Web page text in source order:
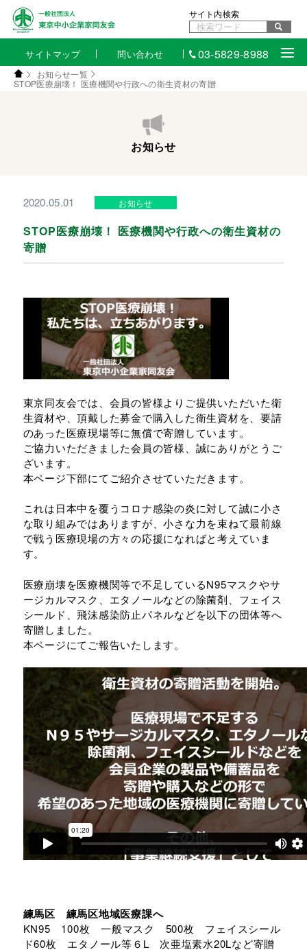
サイト内検索
サイトマップ 問い合わせ 03-5829-8988
お知らせ一覧
STOP医療崩壊！ 医療機関や行政への衛生資材の寄贈
お知らせ
2020.05.01 お知らせ
STOP医療崩壊！ 医療機関や行政への衛生資材の
寄贈
東京同友会では、会員の皆様よりご提供いただいた衛
生資材や、頂戴した募金で購入した衛生資材を、要請
のあった医療現場等に無償で寄贈しています。
ご協力いただきました会員の皆様、誠にありがとうご
ざいます。
本ページ下部にてご紹介させていただきます。
これは日本中を覆うコロナ感染の炎に対して誠に小さ
な取り組みではありますが、小さな力を束ねて最前線
で戦う医療現場の方々の応援になればと考えていま
す。
医療崩壊を医療機関等で不足しているN95マスクやサ
ージカルマスク、エタノールなどの除菌剤、フェイス
シールド、飛沫感染防止パネルなどを以下の団体等へ
寄贈しました。
本ページにてご報告いたします。
練馬区 練馬区地域医療課へ
KN95 100枚 一般マスク 500枚 フェイスシール
ド60枚 エタノール等６L 次亜塩素水20Lなど寄贈